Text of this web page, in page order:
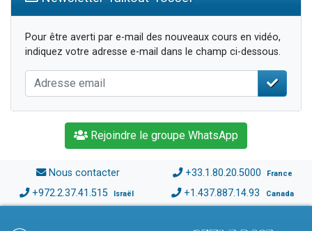
Pour être averti par e-mail des nouveaux cours en vidéo,
indiquez votre adresse e-mail dans le champ ci-dessous.
Rejoindre le groupe WhatsApp
Nous contacter +33.1.80.20.5000 France
+972.2.37.41.515 Israël +1.437.887.14.93 Canada